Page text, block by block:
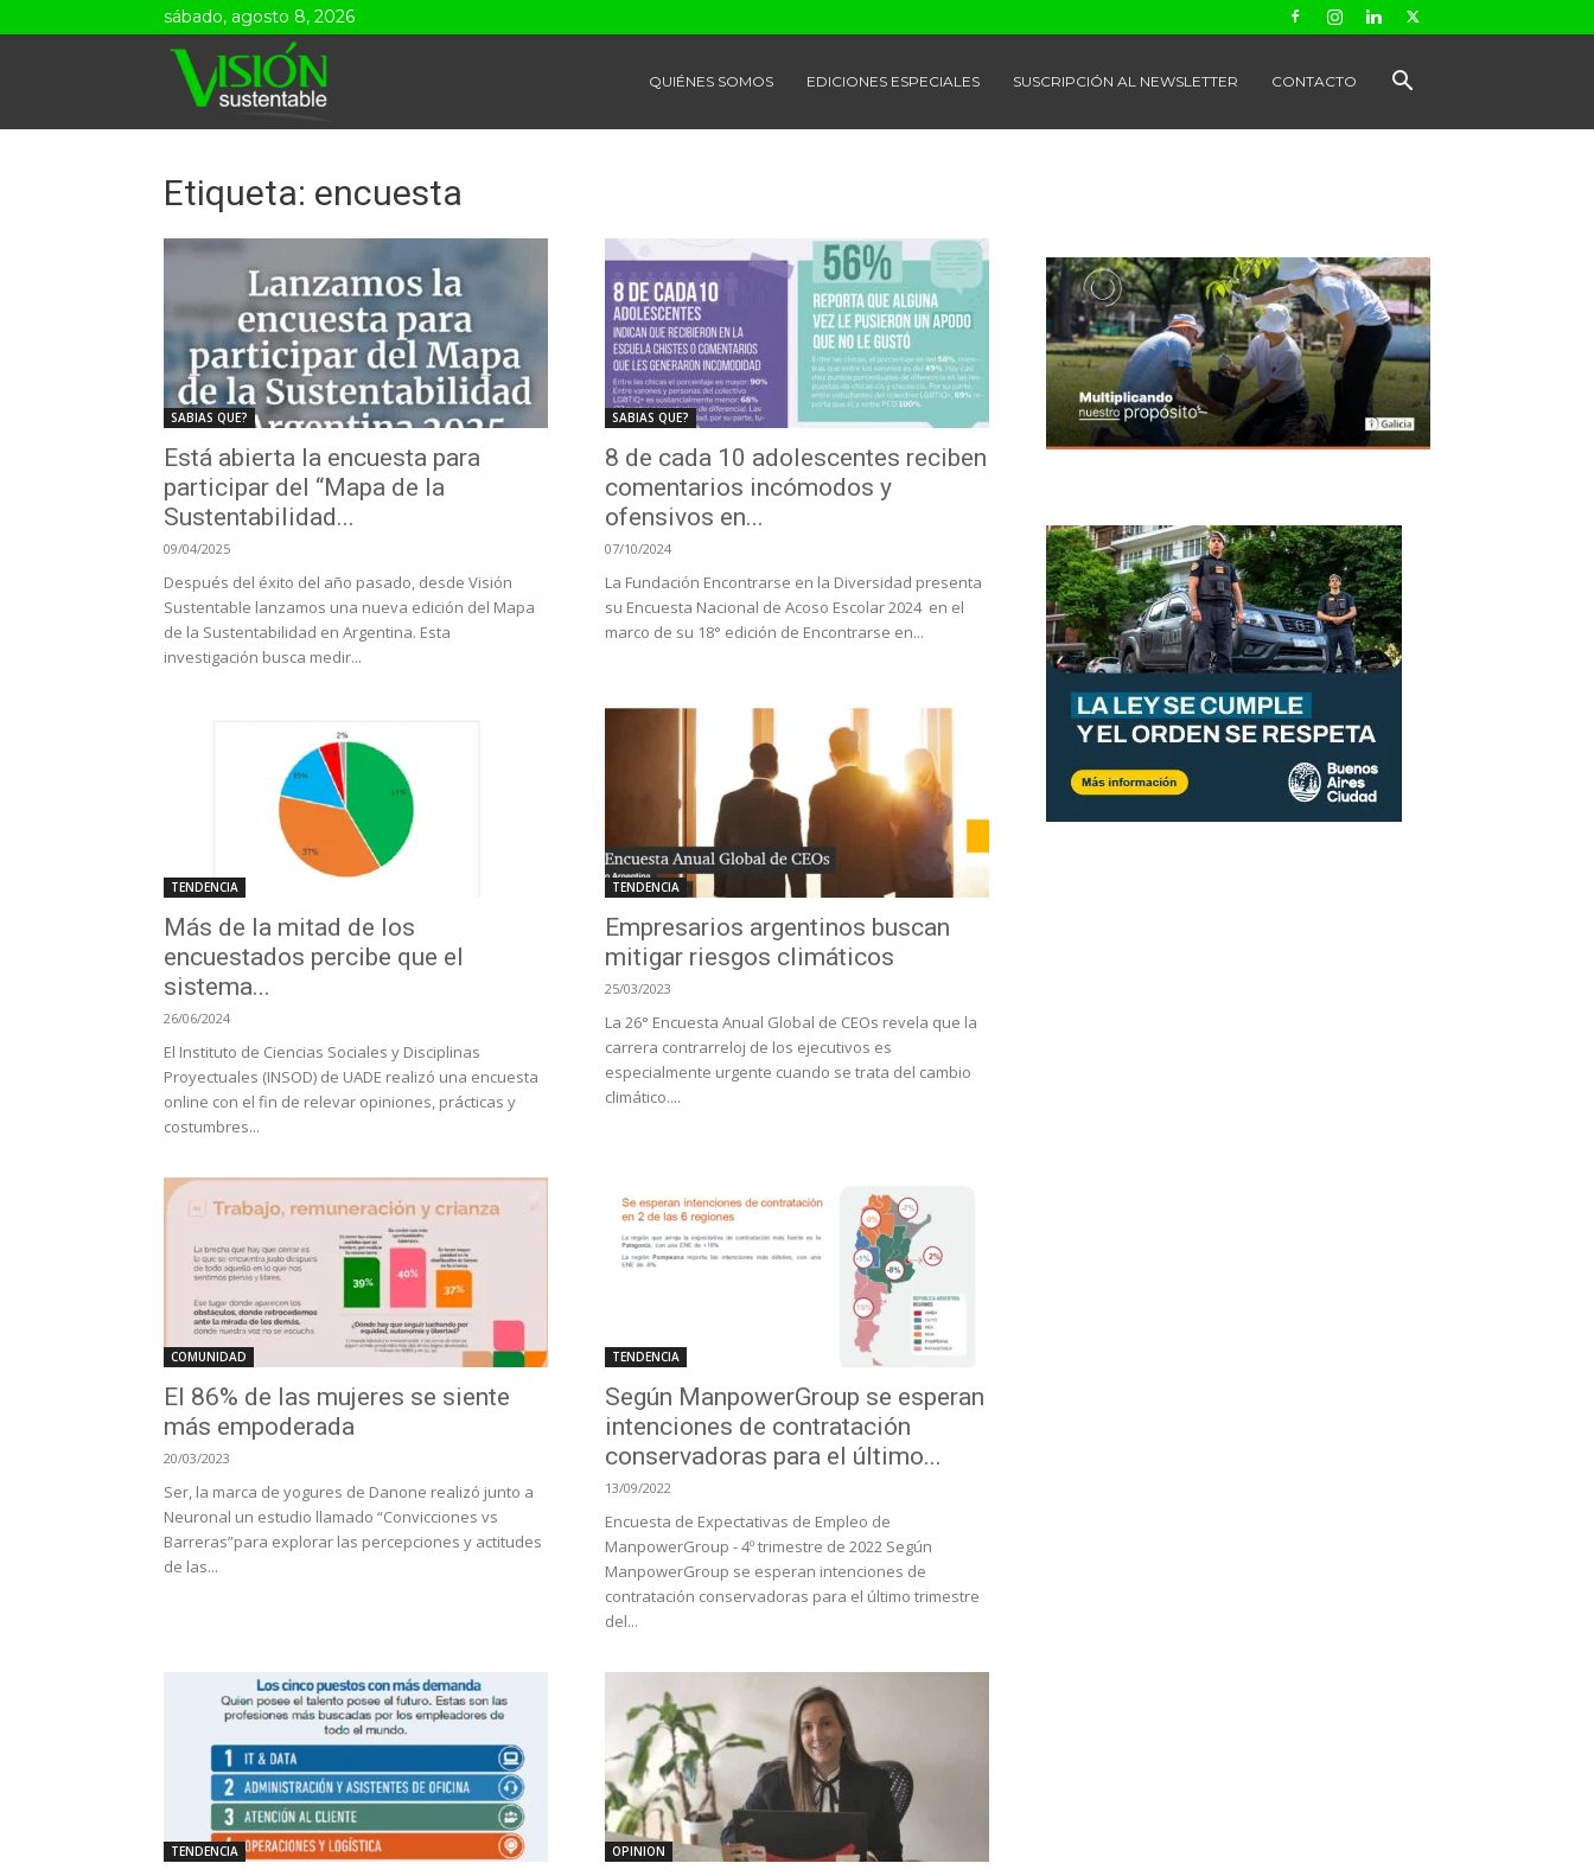
sábado, agosto 8, 2026
QUIÉNES SOMOS EDICIONES ESPECIALES SUSCRIPCIÓN AL NEWSLETTER CONTACTO
Etiqueta: encuesta
SABIAS QUE?
Está abierta la encuesta para
participar del “Mapa de la
Sustentabilidad...
09/04/2025
Después del éxito del año pasado, desde Visión
Sustentable lanzamos una nueva edición del Mapa
de la Sustentabilidad en Argentina. Esta
investigación busca medir...
SABIAS QUE?
8 de cada 10 adolescentes reciben
comentarios incómodos y
ofensivos en...
07/10/2024
La Fundación Encontrarse en la Diversidad presenta
su Encuesta Nacional de Acoso Escolar 2024 en el
marco de su 18° edición de Encontrarse en...
TENDENCIA
Más de la mitad de los
encuestados percibe que el
sistema...
26/06/2024
El Instituto de Ciencias Sociales y Disciplinas
Proyectuales (INSOD) de UADE realizó una encuesta
online con el fin de relevar opiniones, prácticas y
costumbres...
TENDENCIA
Empresarios argentinos buscan
mitigar riesgos climáticos
25/03/2023
La 26° Encuesta Anual Global de CEOs revela que la
carrera contrarreloj de los ejecutivos es
especialmente urgente cuando se trata del cambio
climático....
COMUNIDAD
​El 86% de las mujeres se siente
más empoderada
20/03/2023
Ser, la marca de yogures de Danone realizó junto a
Neuronal un estudio llamado “Convicciones vs
Barreras”para explorar las percepciones y actitudes
de las...
TENDENCIA
Según ManpowerGroup se esperan
intenciones de contratación
conservadoras para el último...
13/09/2022
Encuesta de Expectativas de Empleo de
ManpowerGroup - 4º trimestre de 2022 Según
ManpowerGroup se esperan intenciones de
contratación conservadoras para el último trimestre
del...
TENDENCIA OPINION